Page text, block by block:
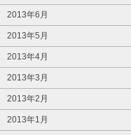
2013年6月
2013年5月
2013年4月
2013年3月
2013年2月
2013年1月